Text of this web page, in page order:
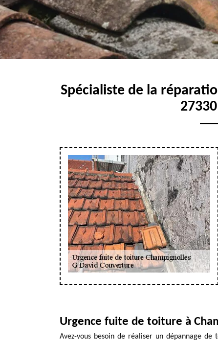
Spécialiste de la
Urgence fuite de toiture à
Avez-vous besoin de réaliser un dépannage